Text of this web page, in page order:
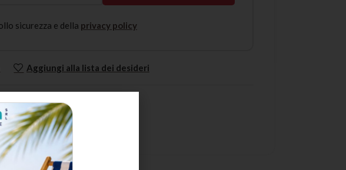
sicurezza e della privacy policy
Aggiungi alla lista dei desideri
monouso
ZABBAN/MED'S